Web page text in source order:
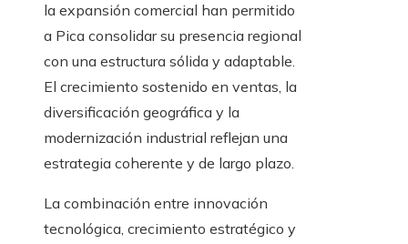
la expansión comercial han permitido
a Pica consolidar su presencia regional
con una estructura sólida y adaptable.
El crecimiento sostenido en ventas, la
diversificación geográfica y la
modernización industrial reflejan una
estrategia coherente y de largo plazo.
La combinación entre innovación
tecnológica, crecimiento estratégico y